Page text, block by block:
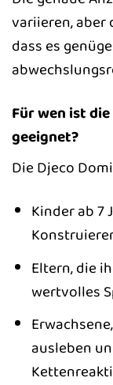
variieren, aber
dass es
Für wen ist
geeignet?
Die Djeco
Kinder ab 7
Eltern, die
wertvolles
ausleben